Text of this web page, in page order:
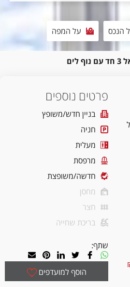
הנכס על המפה
פרטים נוספים
בניין חדש/משופץ
חניה
מעלית
מרפסת
חדשה/משופצת
מחסן
חצר
בריכת שחייה
שתף:
הוסף למועדפים